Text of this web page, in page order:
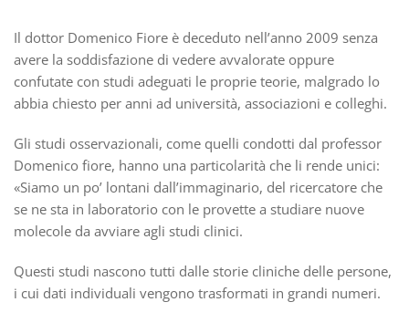
Il dottor Domenico Fiore è deceduto nell’anno 2009 senza
avere la soddisfazione di vedere avvalorate oppure
confutate con studi adeguati le proprie teorie, malgrado lo
abbia chiesto per anni ad università, associazioni e colleghi.
Gli studi osservazionali, come quelli condotti dal professor
Domenico fiore, hanno una particolarità che li rende unici:
«Siamo un po’ lontani dall’immaginario, del ricercatore che
se ne sta in laboratorio con le provette a studiare nuove
molecole da avviare agli studi clinici.
Questi studi nascono tutti dalle storie cliniche delle persone,
i cui dati individuali vengono trasformati in grandi numeri.